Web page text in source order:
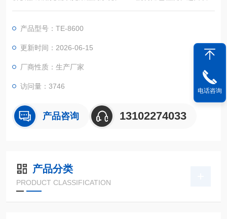
源、进口检测器,8寸彩色触摸屏等高性能指标，适用于工业、市
产品型号：TE-8600
更新时间：2026-06-15
厂商性质：生产厂家
访问量：3746
产品咨询 13102274033
产品分类
PRODUCT CLASSIFICATION
电话咨询